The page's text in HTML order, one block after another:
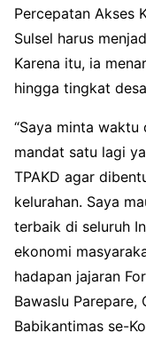
Percepatan Akses
Sulsel harus
Karena itu, ia
hingga tingkat
“Saya minta waktu
mandat satu lagi
TPAKD agar
kelurahan. Saya
terbaik di seluruh
ekonomi
hadapan jajaran
Bawaslu Parepare,
Babikantimas se-